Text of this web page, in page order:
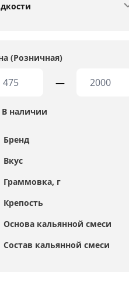
(Розничная)
—
В наличии
Бренд
Вкус
Граммовка, г
Крепость
Основа кальянной смеси
Состав кальянной смеси